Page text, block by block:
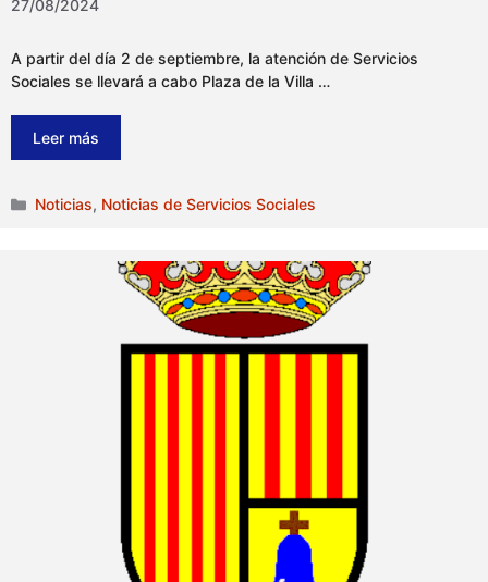
27/08/2024
A partir del día 2 de septiembre, la atención de Servicios
Sociales se llevará a cabo Plaza de la Villa …
Leer más
Categorías
Noticias, Noticias de Servicios Sociales